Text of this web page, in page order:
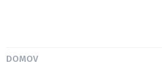
DOMOV